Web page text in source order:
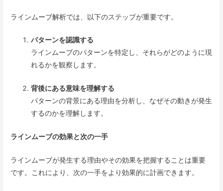
ラインムーブ解析では、以下のステップが重要です。
パターンを認識する
ラインムーブのパターンを特定し、それらがどのように現
れるかを観察します。
背後にある意味を理解する
パターンの背景にある理由を分析し、なぜその動きが発生
するのかを理解します。
ラインムーブの効果と次の一手
ラインムーブが発生する理由やその効果を把握することは重要
です。これにより、次の一手をより効果的に計画できます。